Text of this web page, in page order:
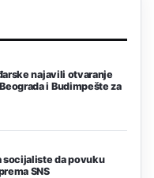
najavili otvaranje
i Budimpešte za
socijaliste da povuku
SNS